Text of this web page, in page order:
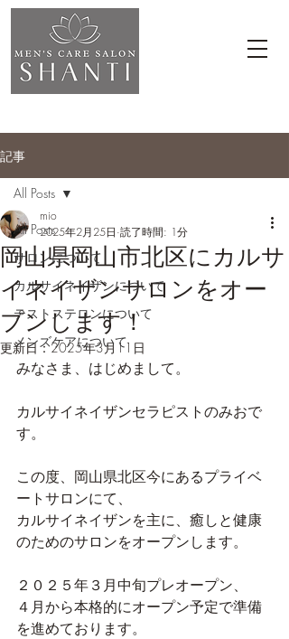
記事
All Posts
サロンについて
カルサイネイザンについて
テストステロンについて
メンズケアについて
All Posts
岡山県岡山市北区にカルサ
イネイザンサロンをオー
プンします！
mio
2025年2月25日 読了時間: 1分
更新日：2025年3月11日
みなさま、はじめまして。
カルサイネイザンセラピストのみおで
す。
この度、岡山県北区今にあるプライベ
ートサロンにて、
カルサイネイザンを主に、癒しと健康
のためのサロンをオープンします。
２０２５年３月中旬プレオープン、
４月から本格的にオープン予定で準備
を進めております。